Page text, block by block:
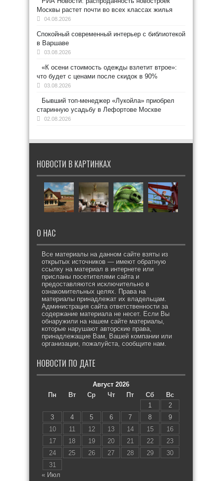
Москвы растет почти во всех классах жилья
04.08.2026
Спокойный современный интерьер с библиотекой
в Варшаве
03.08.2026
«К осени стоимость одежды взлетит втрое»:
что будет с ценами после скидок в 90%
03.08.2026
Бывший топ-менеджер «Лукойла» приобрел
старинную усадьбу в Лефортове Москве
02.08.2026
НОВОСТИ В КАРТИНКАХ
О НАС
Все материалы на данном сайте взяты из
открытых источников — имеют обратную
ссылку на материал в интернете или
присланы посетителями сайта и
предоставляются исключительно в
ознакомительных целях. Права на
материалы принадлежат их владельцам.
Администрация сайта ответственности за
содержание материала не несет. Если Вы
обнаружили на нашем сайте материалы,
которые нарушают авторские права,
принадлежащие Вам, Вашей компании или
организации, пожалуйста, сообщите нам.
НОВОСТИ ПО ДАТЕ
Август 2026
Пн
Вт Ср Чт Пт Сб
Вс
1
2
3
4 5 6 7 8
9
10
11 12 13 14 15
16
17
18 19 20 21 22
23
24
25 26 27 28 29
30
31
« Июл